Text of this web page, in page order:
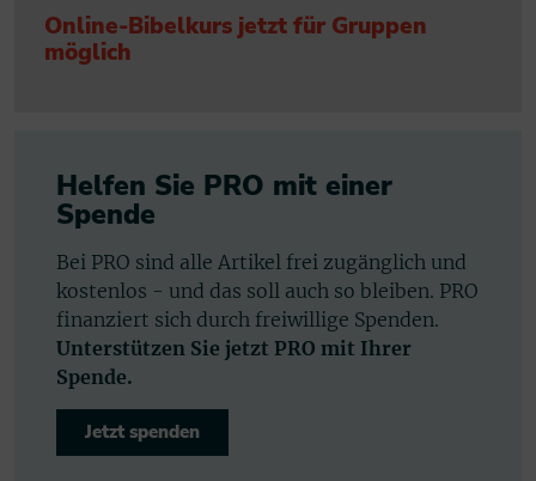
Online-Bibelkurs jetzt für Gruppen
möglich
Helfen Sie PRO mit einer
Spende
Bei PRO sind alle Artikel frei zugänglich und
kostenlos - und das soll auch so bleiben. PRO
finanziert sich durch freiwillige Spenden.
Unterstützen Sie jetzt PRO mit Ihrer
Spende.
Jetzt spenden